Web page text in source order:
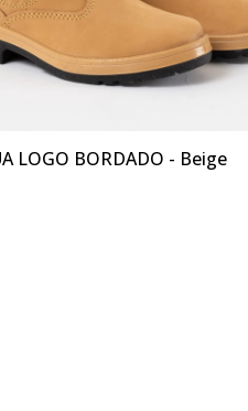
LOGO BORDADO - Beige